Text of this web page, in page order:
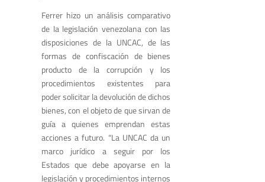
Ferrer hizo un análisis comparativo
de la legislación venezolana con las
disposiciones de la UNCAC, de las
formas de confiscación de bienes
producto de la corrupción y los
procedimientos existentes para
poder solicitar la devolución de dichos
bienes, con el objeto de que sirvan de
guía a quienes emprendan estas
acciones a futuro. “La UNCAC da un
marco jurídico a seguir por los
Estados que debe apoyarse en la
legislación y procedimientos internos